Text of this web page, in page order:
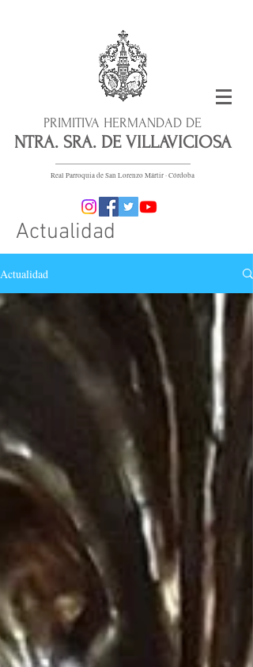
PRIMITIVA HERMANDAD DE
NTRA. SRA. DE VILLAVICIOSA
Real Parroquia de San Lorenzo Mártir · Córdoba
Actualidad
Actualidad